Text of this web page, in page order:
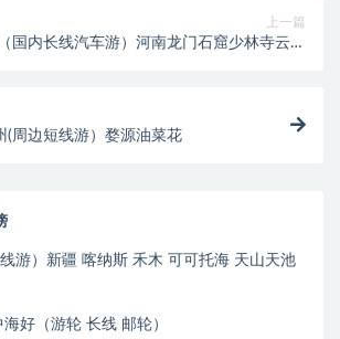
上一篇
国内长线汽车游）河南龙门石窟少林寺云台
(周边短线游）婺源油菜花
游）新疆 喀纳斯 禾木 可可托海 天山天池
好（游轮 长线 邮轮）